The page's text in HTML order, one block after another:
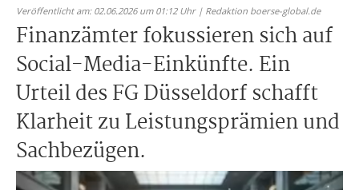
Veröffentlicht am: 02.06.2026 um 01:12 Uhr | Redaktion boerse-global.de
Finanzämter fokussieren sich auf
Social-Media-Einkünfte. Ein
Urteil des FG Düsseldorf schafft
Klarheit zu Leistungsprämien und
Sachbezügen.